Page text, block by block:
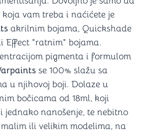
vam treba i naćićete je
akrilnim bojama, Quickshade
Effect "ratnim" bojama.
pigmenta i formulom
se 100% slažu sa
u njihovoj boji. Dolaze u
bočicama od 18ml, koji
jednako nanošenje, te nebitno
ili velikim modelima, na